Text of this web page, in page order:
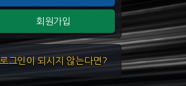
회원가입
로그인이 되시지 않는다면?